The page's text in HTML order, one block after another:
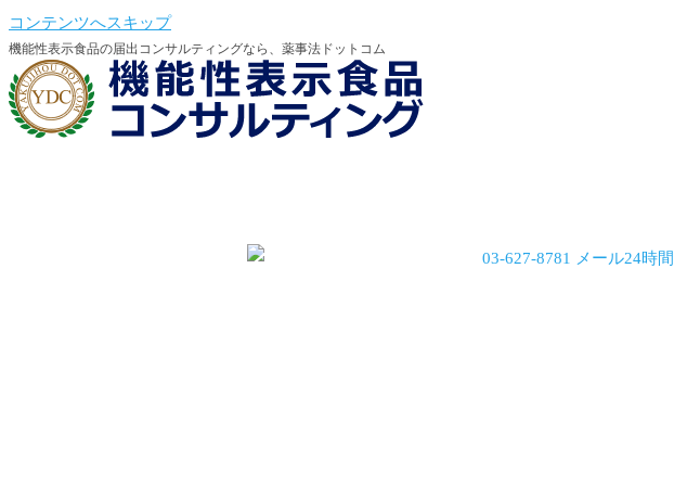
コンテンツへスキップ
機能性表示食品の届出コンサルティングなら、薬事法ドットコム